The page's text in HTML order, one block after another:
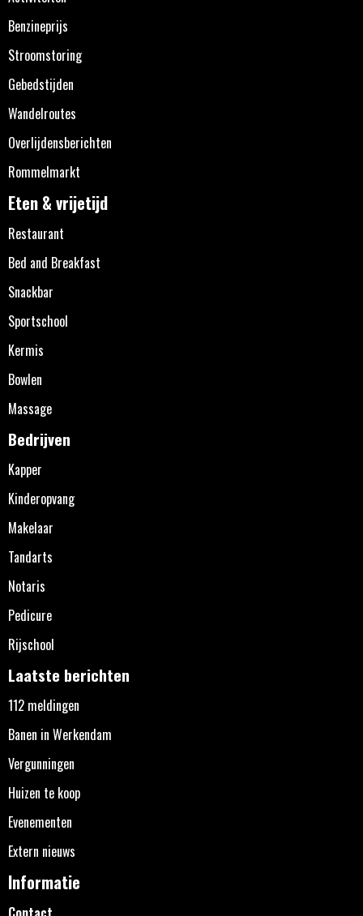
Benzineprijs
Stroomstoring
Gebedstijden
Wandelroutes
Overlijdensberichten
Rommelmarkt
Eten & vrijetijd
Restaurant
Bed and Breakfast
Snackbar
Sportschool
Kermis
Bowlen
Massage
Bedrijven
Kapper
Kinderopvang
Makelaar
Tandarts
Notaris
Pedicure
Rijschool
Laatste berichten
112 meldingen
Banen in Werkendam
Vergunningen
Huizen te koop
Evenementen
Extern nieuws
Informatie